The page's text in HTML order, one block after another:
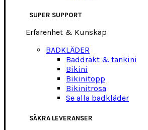
SUPER SUPPORT
Erfarenhet & Kunskap
BADKLÄDER
Baddräkt & tankini
Bikini
Bikinitopp
Bikinitrosa
Se alla badkläder
SÄKRA LEVERANSER